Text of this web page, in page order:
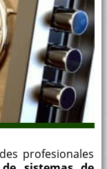
profesionales